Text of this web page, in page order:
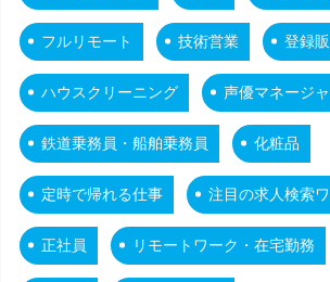
フルリモート 技術営業 登録
ハウスクリーニング 声優マネージ
鉄道乗務員・船舶乗務員 化粧品
定時で帰れる仕事 注目の求人検索
正社員 リモートワーク・在宅勤務